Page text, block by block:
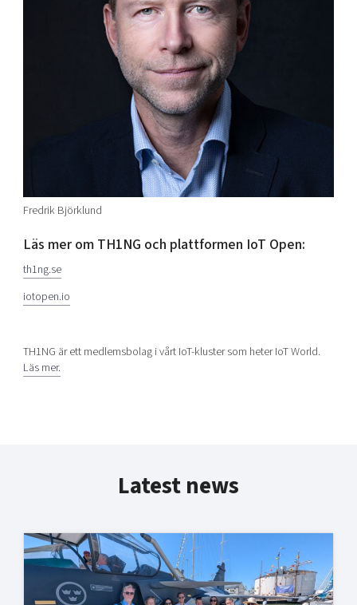
Fredrik Björklund
Läs mer om TH1NG och plattformen IoT Open:
th1ng.se
iotopen.io
TH1NG är ett medlemsbolag i vårt IoT-kluster som heter IoT World.
Läs mer.
Latest news